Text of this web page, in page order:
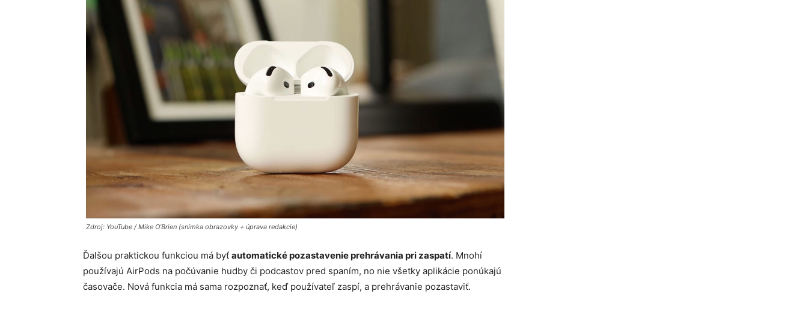
Zdroj: YouTube / Mike O’Brien (snímka obrazovky + úprava redakcie)
Ďalšou praktickou funkciou má byť automatické pozastavenie prehrávania pri zaspatí. Mnohí
používajú AirPods na počúvanie hudby či podcastov pred spaním, no nie všetky aplikácie ponúkajú
časovače. Nová funkcia má sama rozpoznať, keď používateľ zaspí, a prehrávanie pozastaviť.